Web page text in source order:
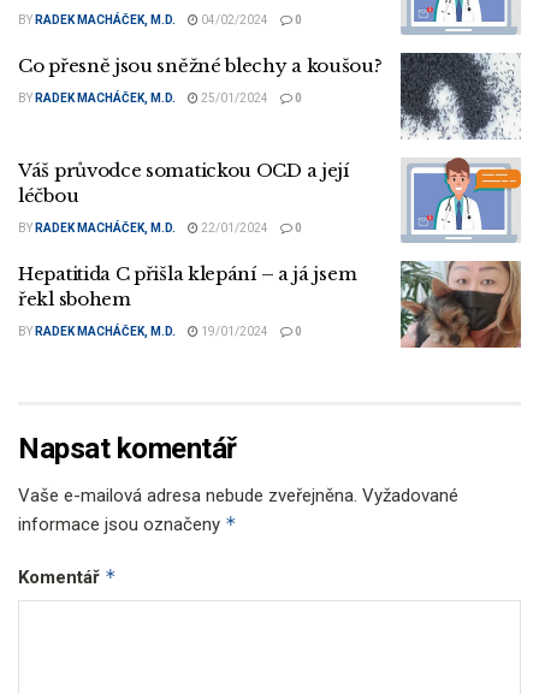
BY RADEK MACHÁČEK, M.D. 04/02/2024 0
Co přesně jsou sněžné blechy a koušou?
BY RADEK MACHÁČEK, M.D. 25/01/2024 0
Váš průvodce somatickou OCD a její
léčbou
BY RADEK MACHÁČEK, M.D. 22/01/2024 0
Hepatitida C přišla klepání – a já jsem
řekl sbohem
BY RADEK MACHÁČEK, M.D. 19/01/2024 0
Napsat komentář
Vaše e-mailová adresa nebude zveřejněna. Vyžadované
informace jsou označeny *
Komentář *